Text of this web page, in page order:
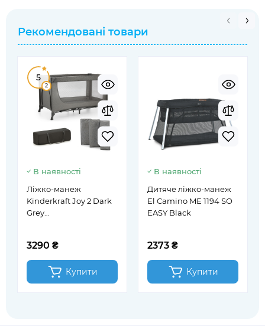
Рекомендовані товари
5
2
В наявності
Ліжко-манеж
Kinderkraft Joy 2 Dark
Grey
3290 ₴
Купити
В наявності
Дитяче ліжко-манеж
El Camino ME 1194 SO
EASY Black
2373 ₴
Купити